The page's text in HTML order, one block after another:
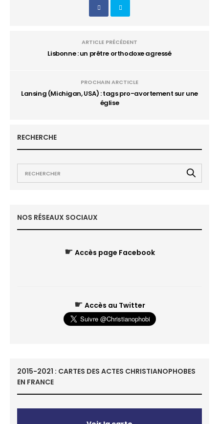
ARTICLE PRÉCÉDENT
Lisbonne : un prêtre orthodoxe agressé
PROCHAIN ARCTICLE
Lansing (Michigan, USA) : tags pro-avortement sur une
église
RECHERCHE
NOS RÉSEAUX SOCIAUX
☛ Accès page Facebook
☛ Accès au Twitter
2015-2021 : CARTES DES ACTES CHRISTIANOPHOBES
EN FRANCE